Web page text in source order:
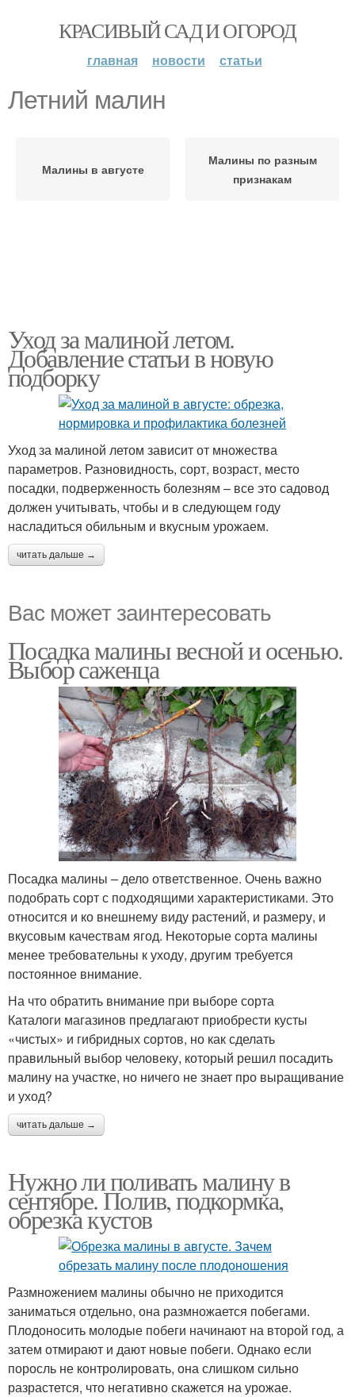
КРАСИВЫЙ САД И ОГОРОД
главная новости статьи
Летний малин
Малины в августе
Малины по разным
признакам
Уход за малиной летом.
Добавление статьи в новую
подборку
Уход за малиной летом зависит от множества
параметров. Разновидность, сорт, возраст, место
посадки, подверженность болезням – все это садовод
должен учитывать, чтобы и в следующем году
насладиться обильным и вкусным урожаем.
читать дальше →
Вас может заинтересовать
Посадка малины весной и осенью.
Выбор саженца
Посадка малины – дело ответственное. Очень важно
подобрать сорт с подходящими характеристиками. Это
относится и ко внешнему виду растений, и размеру, и
вкусовым качествам ягод. Некоторые сорта малины
менее требовательны к уходу, другим требуется
постоянное внимание.
На что обратить внимание при выборе сорта
Каталоги магазинов предлагают приобрести кусты
«чистых» и гибридных сортов, но как сделать
правильный выбор человеку, который решил посадить
малину на участке, но ничего не знает про выращивание
и уход?
читать дальше →
Нужно ли поливать малину в
сентябре. Полив, подкормка,
обрезка кустов
Размножением малины обычно не приходится
заниматься отдельно, она размножается побегами.
Плодоносить молодые побеги начинают на второй год, а
затем отмирают и дают новые побеги. Однако если
поросль не контролировать, она слишком сильно
разрастется, что негативно скажется на урожае.